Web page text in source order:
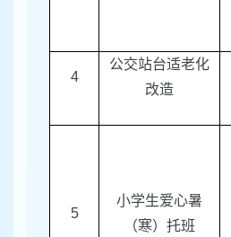
4
公交站台适老化
改造
5
小学生爱心暑
（寒）托班